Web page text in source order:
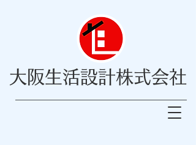
大阪生活設計株式会社